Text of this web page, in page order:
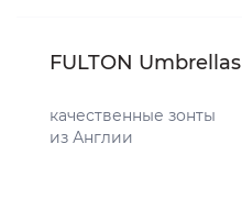
FULTON Umbrellas
качественные зонты
из Англии